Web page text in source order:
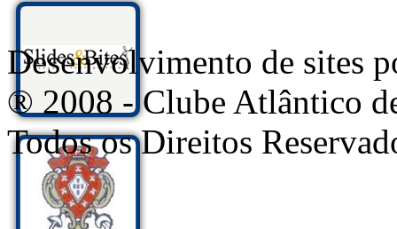
Desenvolvimento de sites
® 2008 - Clube Atlântico
Todos os Direitos